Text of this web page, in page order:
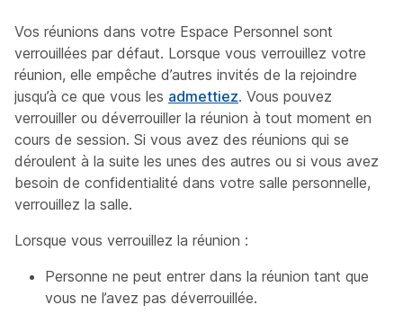
Vos réunions dans votre Espace Personnel sont
verrouillées par défaut. Lorsque vous verrouillez votre
réunion, elle empêche d’autres invités de la rejoindre
jusqu’à ce que vous les admettiez. Vous pouvez
verrouiller ou déverrouiller la réunion à tout moment en
cours de session. Si vous avez des réunions qui se
déroulent à la suite les unes des autres ou si vous avez
besoin de confidentialité dans votre salle personnelle,
verrouillez la salle.
Lorsque vous verrouillez la réunion :
Personne ne peut entrer dans la réunion tant que
vous ne l’avez pas déverrouillée.